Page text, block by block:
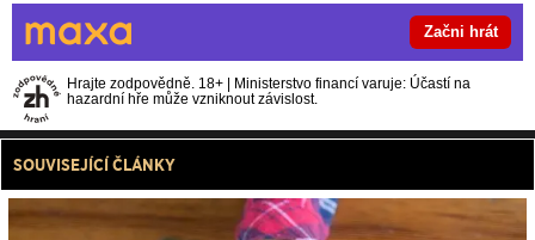
Začni hrát
Hrajte zodpovědně. 18+ | Ministerstvo financí varuje: Účastí na
hazardní hře může vzniknout závislost.
SOUVISEJÍCÍ ČLÁNKY